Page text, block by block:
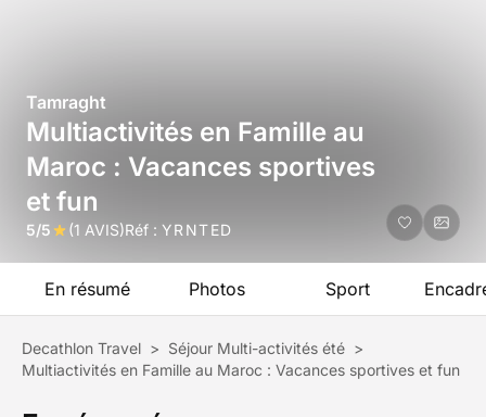
Tamraght
Multiactivités en Famille au
Maroc : Vacances sportives
et fun
5/5 (1 AVIS)Réf : YRNTED
En résumé Photos Sport
Decathlon Travel > Séjour Multi-activités été >
Multiactivités en Famille au Maroc : Vacances sportives et fun